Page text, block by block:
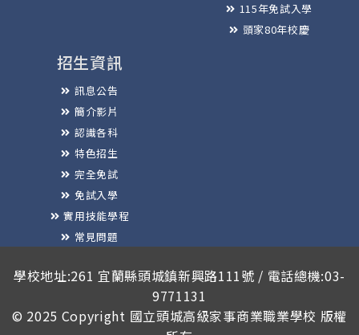
115年免試入學
頭家80年校慶
招生資訊
訊息公告
簡介影片
認識各科
特色招生
完全免試
免試入學
實用技能學程
常見問題
學校地址:261 宜蘭縣頭城鎮新興路111號 / 電話總機:03-
9771131
© 2025 Copyright 國立頭城高級家事商業職業學校 版權